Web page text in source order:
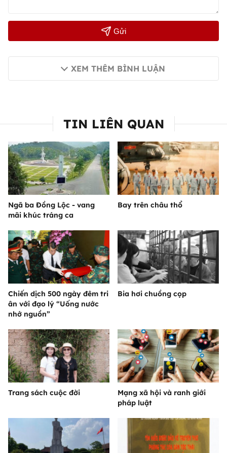
Gửi
XEM THÊM BÌNH LUẬN
TIN LIÊN QUAN
Ngã ba Đồng Lộc - vang
mãi khúc tráng ca
Bay trên châu thổ
Chiến dịch 500 ngày đêm tri
ân với đạo lý “Uống nước
nhớ nguồn”
Bia hơi chuồng cọp
Trang sách cuộc đời
Mạng xã hội và ranh giới
pháp luật